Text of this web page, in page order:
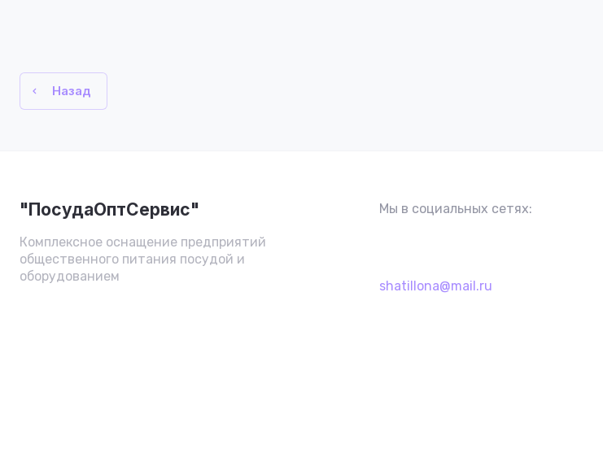
Назад
"ПосудаОптСервис"
Комплексное оснащение предприятий
общественного питания посудой и
оборудованием
Мы в социальных сетях:
shatillona@mail.ru